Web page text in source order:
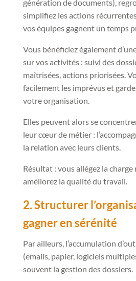
génération de documents),
simplifiez les actions
vos équipes gagnent un temps
Vous bénéficiez également
sur vos activités : suivi des
maîtrisées, actions priorisées.
facilement les imprévus et
votre organisation.
Elles peuvent alors se
leur cœur de métier :
la relation avec leurs clients.
Résultat : vous allégez la
améliorez la qualité du travail.
2. Structurer
gagner en sérénité
Par ailleurs, l’accumulation
(emails, papier, logiciels
souvent la gestion des dossiers.